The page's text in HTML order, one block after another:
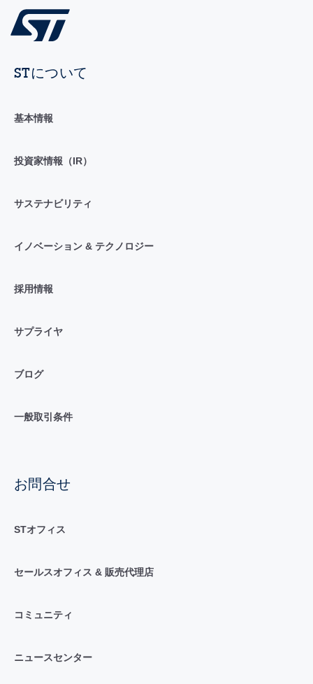
STについて
基本情報
投資家情報（IR）
サステナビリティ
イノベーション & テクノロジー
採用情報
サプライヤ
ブログ
一般取引条件
お問合せ
STオフィス
セールスオフィス & 販売代理店
コミュニティ
ニュースセンター